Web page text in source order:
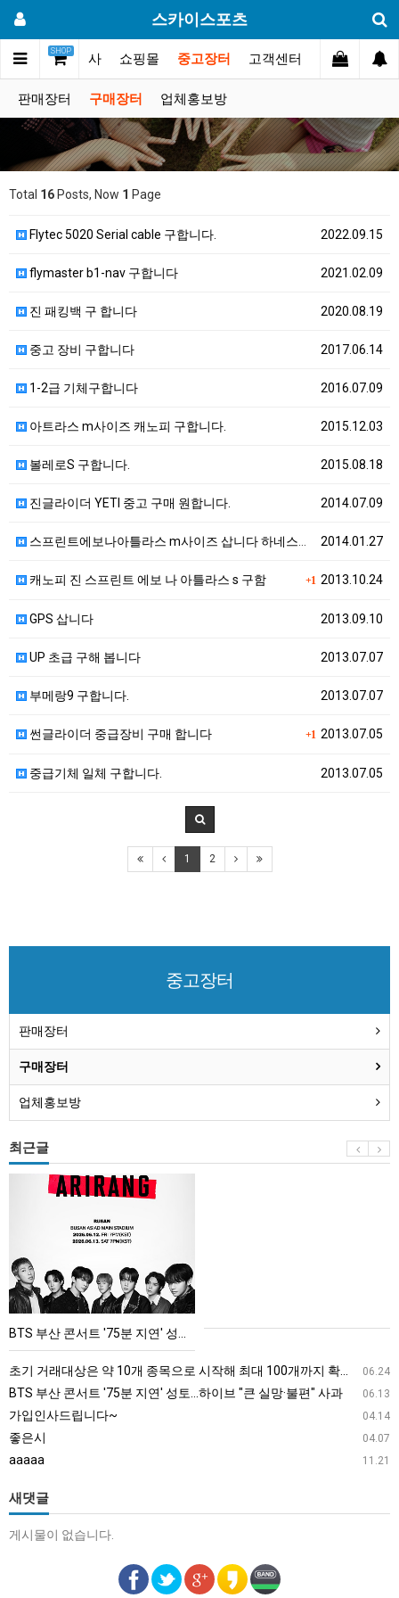
스카이스포츠
SHOP
리 대회.행사 쇼핑몰 중고장터 고객센터
판매장터 구매장터 업체홍보방
Total 16 Posts, Now 1 Page
2022.09.15
Flytec 5020 Serial cable 구합니다.
2021.02.09
flymaster b1-nav 구합니다
2020.08.19
진 패킹백 구 합니다
2017.06.14
중고 장비 구합니다
2016.07.09
1-2급 기체구합니다
2015.12.03
아트라스 m사이즈 캐노피 구합니다.
2015.08.18
볼레로S 구합니다.
2014.07.09
진글라이더 YETI 중고 구매 원합니다.
2014.01.27
스프린트에보나아틀라스 m사이즈 삽니다 하네스도사요
+1 2013.10.24
캐노피 진 스프린트 에보 나 아틀라스 s 구함
2013.09.10
GPS 삽니다
2013.07.07
UP 초급 구해 봅니다
2013.07.07
부메랑9 구합니다.
+1 2013.07.05
썬글라이더 중급장비 구매 합니다
2013.07.05
중급기체 일체 구합니다.
1 2
중고장터
판매장터
구매장터
업체홍보방
최근글
서
트
'75
분
브
"큰
실
BTS 부산 콘서트 '75분 지연' 성토…하이브 "큰 실망·불편" 사과
06.24
초기 거래대상은 약 10개 종목으로 시작해 최대 100개까지 확대할 방침이다. 구체적인 거래 대상 ETF는 아직 확정되지 않았지만, 시장 대표성이나 거래량을 고려해 선정할 계획이다.
06.13
BTS 부산 콘서트 '75분 지연' 성토…하이브 "큰 실망·불편" 사과
04.14
가입인사드립니다~
04.07
좋은시
11.21
aaaaa
새댓글
게시물이 없습니다.